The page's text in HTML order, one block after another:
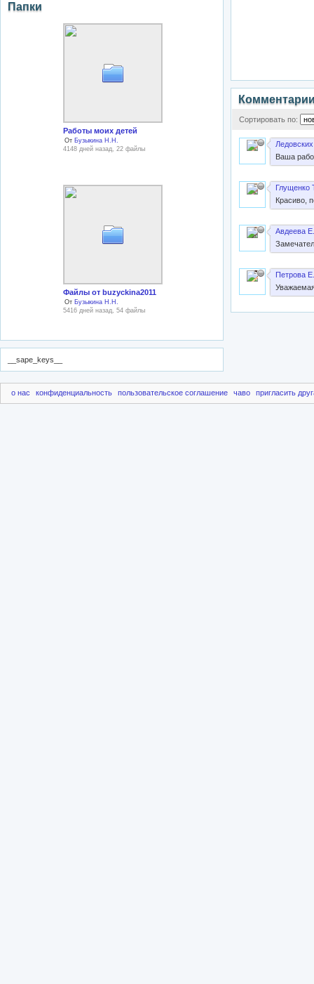
Папки
Работы моих детей
От Бузыкина Н.Н.
4148 дней назад, 22 файлы
Файлы от buzyckina2011
От Бузыкина Н.Н.
5416 дней назад, 54 файлы
__sape_keys__
Сортировать по:
Ваша
Глущенко
Красиво,
Авдеева
Петрова
о нас конфиденциальность пользовательское соглашение чаво пригласить